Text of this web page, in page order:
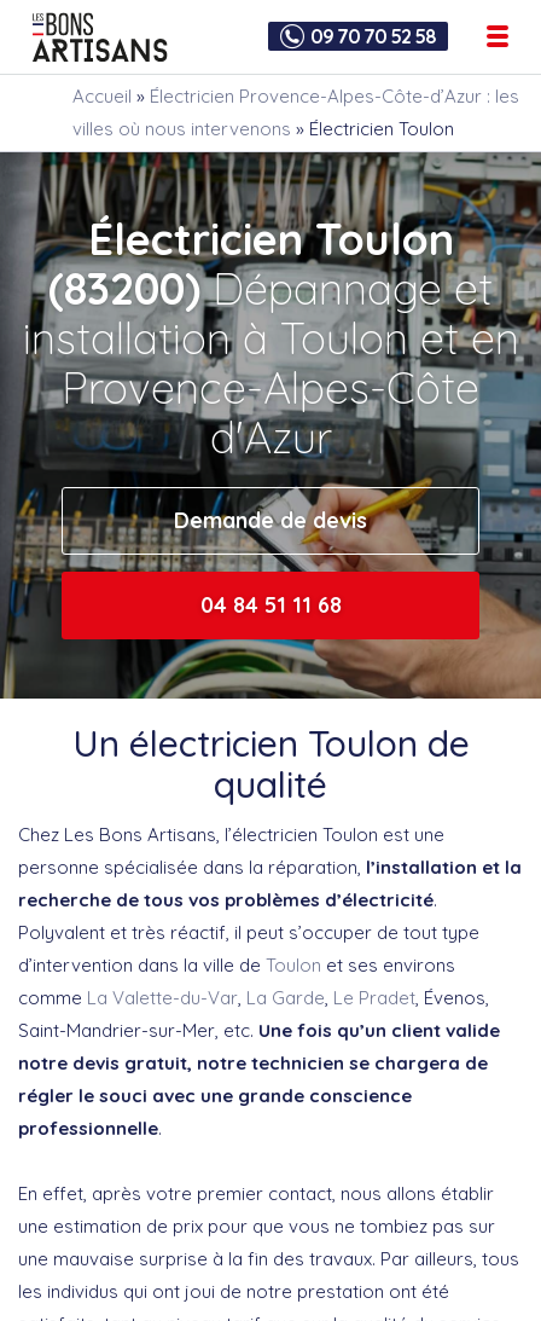
09 70 70 52 58
Accueil » Électricien Provence-Alpes-Côte-d’Azur : les
villes où nous intervenons » Électricien Toulon
Électricien Toulon
(83200)Dépannage et
installation à Toulon et en
Provence-Alpes-Côte
d'Azur
Demande de devis
04 84 51 11 68
Un électricien Toulon de
qualité
Chez Les Bons Artisans, l’électricien Toulon est une
personne spécialisée dans la réparation, l’installation et la
recherche de tous vos problèmes d’électricité.
Polyvalent et très réactif, il peut s’occuper de tout type
d’intervention dans la ville de Toulon et ses environs
comme La Valette-du-Var La Garde Le Pradet , Évenos,
Saint-Mandrier-sur-Mer, etc. Une fois qu’un client valide
notre devis gratuit, notre technicien se chargera de
régler le souci avec une grande conscience
professionnelle.
En effet, après votre premier contact, nous allons établir
une estimation de prix pour que vous ne tombiez pas sur
une mauvaise surprise à la fin des travaux. Par ailleurs, tous
les individus qui ont joui de notre prestation ont été